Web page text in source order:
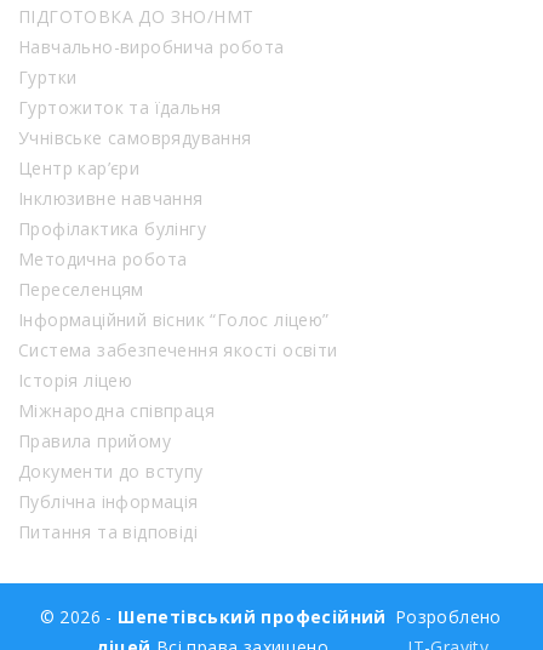
ПІДГОТОВКА ДО ЗНО/НМТ
Навчально-виробнича робота
Гуртки
Гуртожиток та їдальня
Учнівське самоврядування
Центр кар’єри
Інклюзивне навчання
Профілактика булінгу
Методична робота
Переселенцям
Інформаційний вісник “Голос ліцею”
Система забезпечення якості освіти
Історія ліцею
Міжнародна співпраця
Правила прийому
Документи до вступу
Публічна інформація
Питання та відповіді
© 2026 - Шепетівський професійний Розроблено